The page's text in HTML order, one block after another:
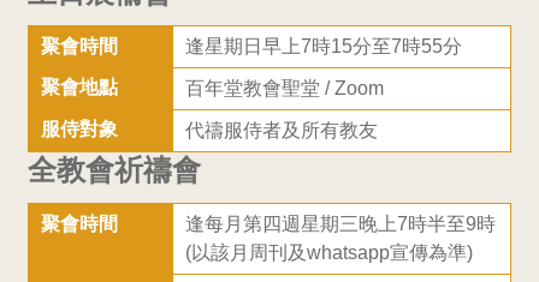
聯
合
教
會
九
聚會時間
逢星期日早上7時15分至7時55分
聚會地點
百年堂教會聖堂 / Zoom
服侍對象
代禱服侍者及所有教友
全教會祈禱會
聚會時間
逢每月第四週星期三晚上7時半至9時
(以該月周刊及whatsapp宣傳為準)